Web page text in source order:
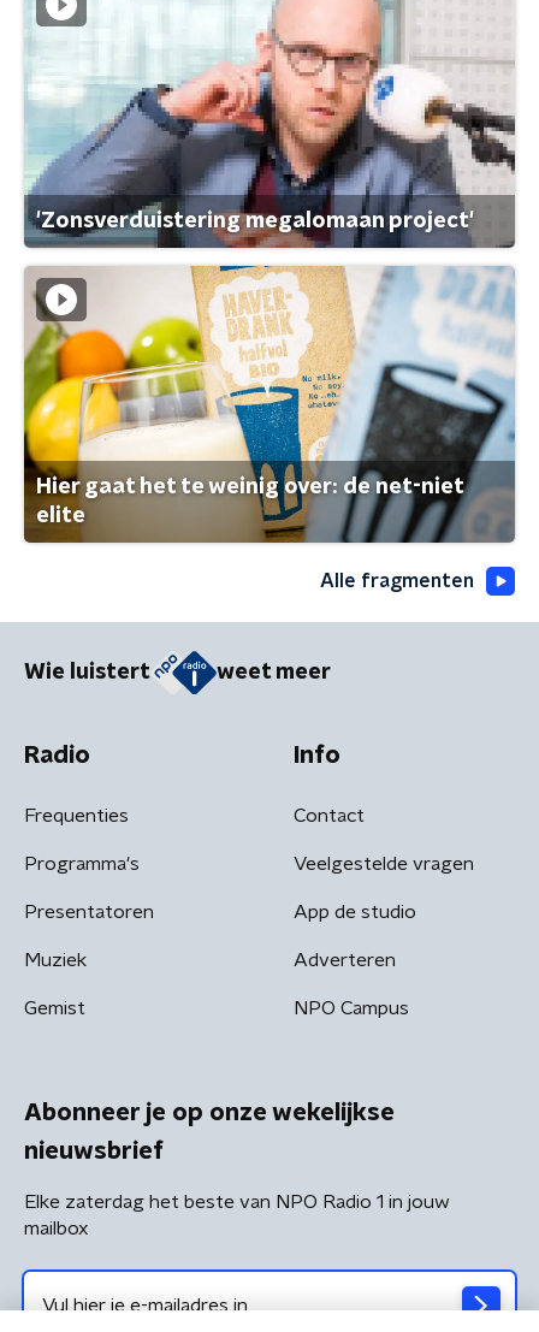
'Zonsverduistering megalomaan project'
Hier gaat het te weinig over: de net-niet
elite
Alle fragmenten
Wie luistert weet meer
Radio
Frequenties
Programma's
Presentatoren
Muziek
Gemist
Info
Contact
Veelgestelde vragen
App de studio
Adverteren
NPO Campus
Abonneer je op onze wekelijkse
nieuwsbrief
Elke zaterdag het beste van NPO Radio 1 in jouw
mailbox